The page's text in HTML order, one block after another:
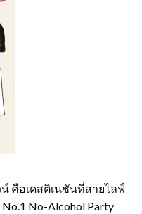
คือเดสติเนชันที่สายไลฟ์
No-Alcohol Party